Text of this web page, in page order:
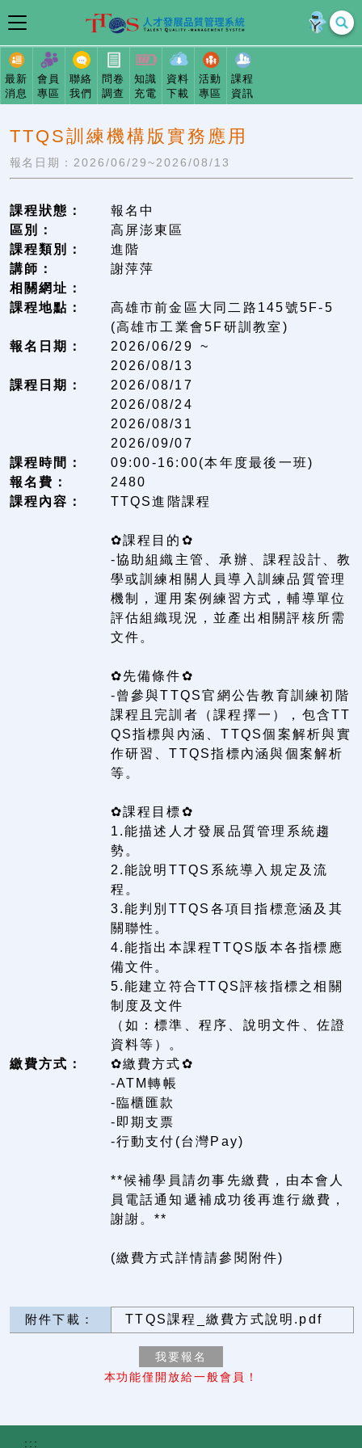
最新
消息
會員
專區
聯絡
我們
問卷
調查
知識
充電
資料
下載
活動
專區
課程
資訊
TTQS訓練機構版實務應用
報名日期：2026/06/29~2026/08/13
課程狀態：
報名中
區別：
高屏澎東區
課程類別：
進階
講師：
謝萍萍
相關網址：
課程地點：
高雄市前金區大同二路145號5F-5
(高雄市工業會5F研訓教室)
報名日期：
2026/06/29 ~
2026/08/13
課程日期：
2026/08/17
2026/08/24
2026/08/31
2026/09/07
課程時間：
09:00-16:00(本年度最後一班)
報名費：
2480
課程內容：
TTQS進階課程
✿課程目的✿
-協助組織主管、承辦、課程設計、教
學或訓練相關人員導入訓練品質管理
機制，運用案例練習方式，輔導單位
評估組織現況，並產出相關評核所需
文件。
✿先備條件✿
-曾參與TTQS官網公告教育訓練初階
課程且完訓者（課程擇一），包含TT
QS指標與內涵、TTQS個案解析與實
作研習、TTQS指標內涵與個案解析
等。
✿課程目標✿
1.能描述人才發展品質管理系統趨
勢。
2.能說明TTQS系統導入規定及流
程。
3.能判別TTQS各項目指標意涵及其
關聯性。
4.能指出本課程TTQS版本各指標應
備文件。
5.能建立符合TTQS評核指標之相關
制度及文件
（如：標準、程序、說明文件、佐證
資料等）。
繳費方式：
✿繳費方式✿
-ATM轉帳
-臨櫃匯款
-即期支票
-行動支付(台灣Pay)
**候補學員請勿事先繳費，由本會人
員電話通知遞補成功後再進行繳費，
謝謝。**
(繳費方式詳情請參閱附件)
附件下載： TTQS課程_繳費方式說明.pdf
本功能僅開放給一般會員！
:::